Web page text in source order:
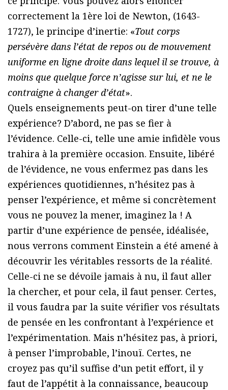
correctement la 1ère loi de Newton, (1643-
1727), le principe d’inertie: «Tout corps
persévère dans l’état de repos ou de mouvement
uniforme en ligne droite dans lequel il se trouve, à
moins que quelque force n’agisse sur lui, et ne le
contraigne à changer d’état».
Quels enseignements peut-on tirer d’une telle
expérience? D’abord, ne pas se fier à
l’évidence. Celle-ci, telle une amie infidèle vous
trahira à la première occasion. Ensuite, libéré
de l’évidence, ne vous enfermez pas dans les
expériences quotidiennes, n’hésitez pas à
penser l’expérience, et même si concrètement
vous ne pouvez la mener, imaginez la ! A
partir d’une expérience de pensée, idéalisée,
nous verrons comment Einstein a été amené à
découvrir les véritables ressorts de la réalité.
Celle-ci ne se dévoile jamais à nu, il faut aller
la chercher, et pour cela, il faut penser. Certes,
il vous faudra par la suite vérifier vos résultats
de pensée en les confrontant à l’expérience et
l’expérimentation. Mais n’hésitez pas, à priori,
à penser l’improbable, l’inouï. Certes, ne
croyez pas qu’il suffise d’un petit effort, il y
faut de l’appétit à la connaissance, beaucoup